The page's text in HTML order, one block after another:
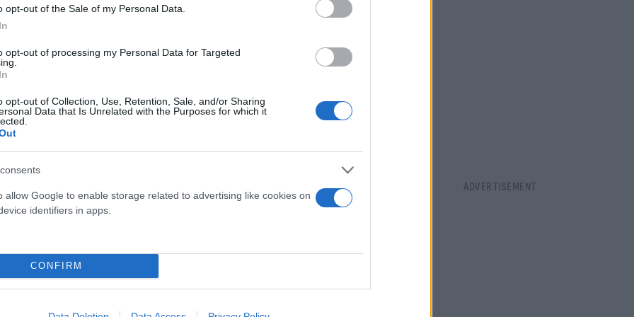
opt-out of the Sale of my Personal Data.
opt-out of processing my Personal Data for Targeted
opt-out of Collection, Use, Retention, Sale, and/or Sharing
Data that Is Unrelated with the Purposes for which it
allow Google to enable storage related to advertising like cookies on
identifiers in apps.
CONFIRM
«κίτρινη κάρτα»
για τη φορολογία.
μέχρι τις 24 Ιουλίου
και με σκοπό